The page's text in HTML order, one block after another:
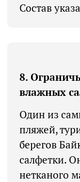
Состав
8.
влажных
Один из
пляжей,
берегов
салфетки.
нетканого